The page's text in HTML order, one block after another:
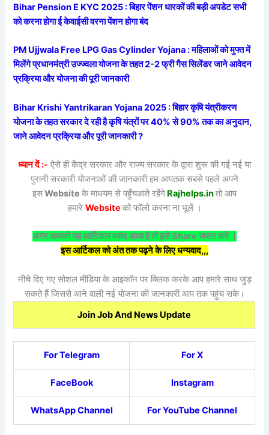
Bihar Pension E KYC 2025 : बिहार पेंशन धारकों की बड़ी अपडेट सभी
को करना होगा ई केवाईसी वरना पेंशन होगा बंद
PM Ujjwala Free LPG Gas Cylinder Yojana : महिलाओं को मुफ्त में
मिलेंगे प्रधानमंत्री उज्ज्वला योजना के तहत 2-2 फ्री गैस सिलेंडर जाने आवेदन
प्रक्रिया और योजना की पूरी जानकारी
Bihar Krishi Yantrikaran Yojana 2025 : बिहार कृषि यंत्रीकरण
योजना के तहत सरकार दे रही है कृषि यंत्रों पर 40% से 90% तक का अनुदान,
जाने आवेदन प्रक्रिया और पूरी जानकारी ?
ध्यान दें :- ऐसे ही केंद्र सरकार और राज्य सरकार के द्वारा शुरू की गई नई या
पुरानी सरकारी योजनाओं की जानकारी हम आपतक सबसे पहले अपने
इसWebsite के माधयम से पहुँचआते रहेंगे Rajhelps.inतो आप
हमारे Website को फॉलो करना ना भूलें ।
अगर आपको यह आर्टिकल पसंद आया है तो इसे Share जरूर करें ।
इस आर्टिकल को अंत तक पढ़ने के लिए धन्यवाद,,,
नीचे दिए गए सोशल मीडिया के आइकॉन पर क्लिक करके आप हमारे साथ जुड़
सकते हैं जिससे आने वाली नई योजना की जानकारी आप तक पहुंच सके।
Join Job And News Update
For Telegram For X
FaceBook Instagram
WhatsApp Channel For YouTube Channel